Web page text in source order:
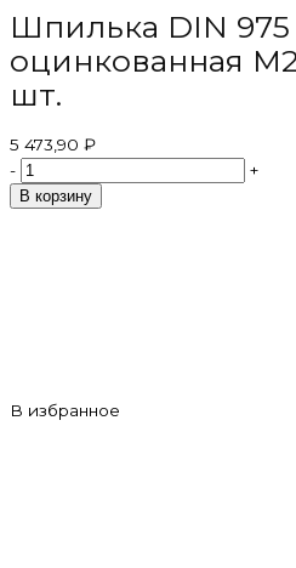
Шпилька DIN 975
оцинкованная
шт.
5 473,90 ₽
-
+
В корзину
В избранное